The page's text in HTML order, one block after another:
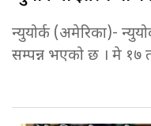
न्युयोर्क (अमेरिका)-
सम्पन्न भएको छ । मे १७